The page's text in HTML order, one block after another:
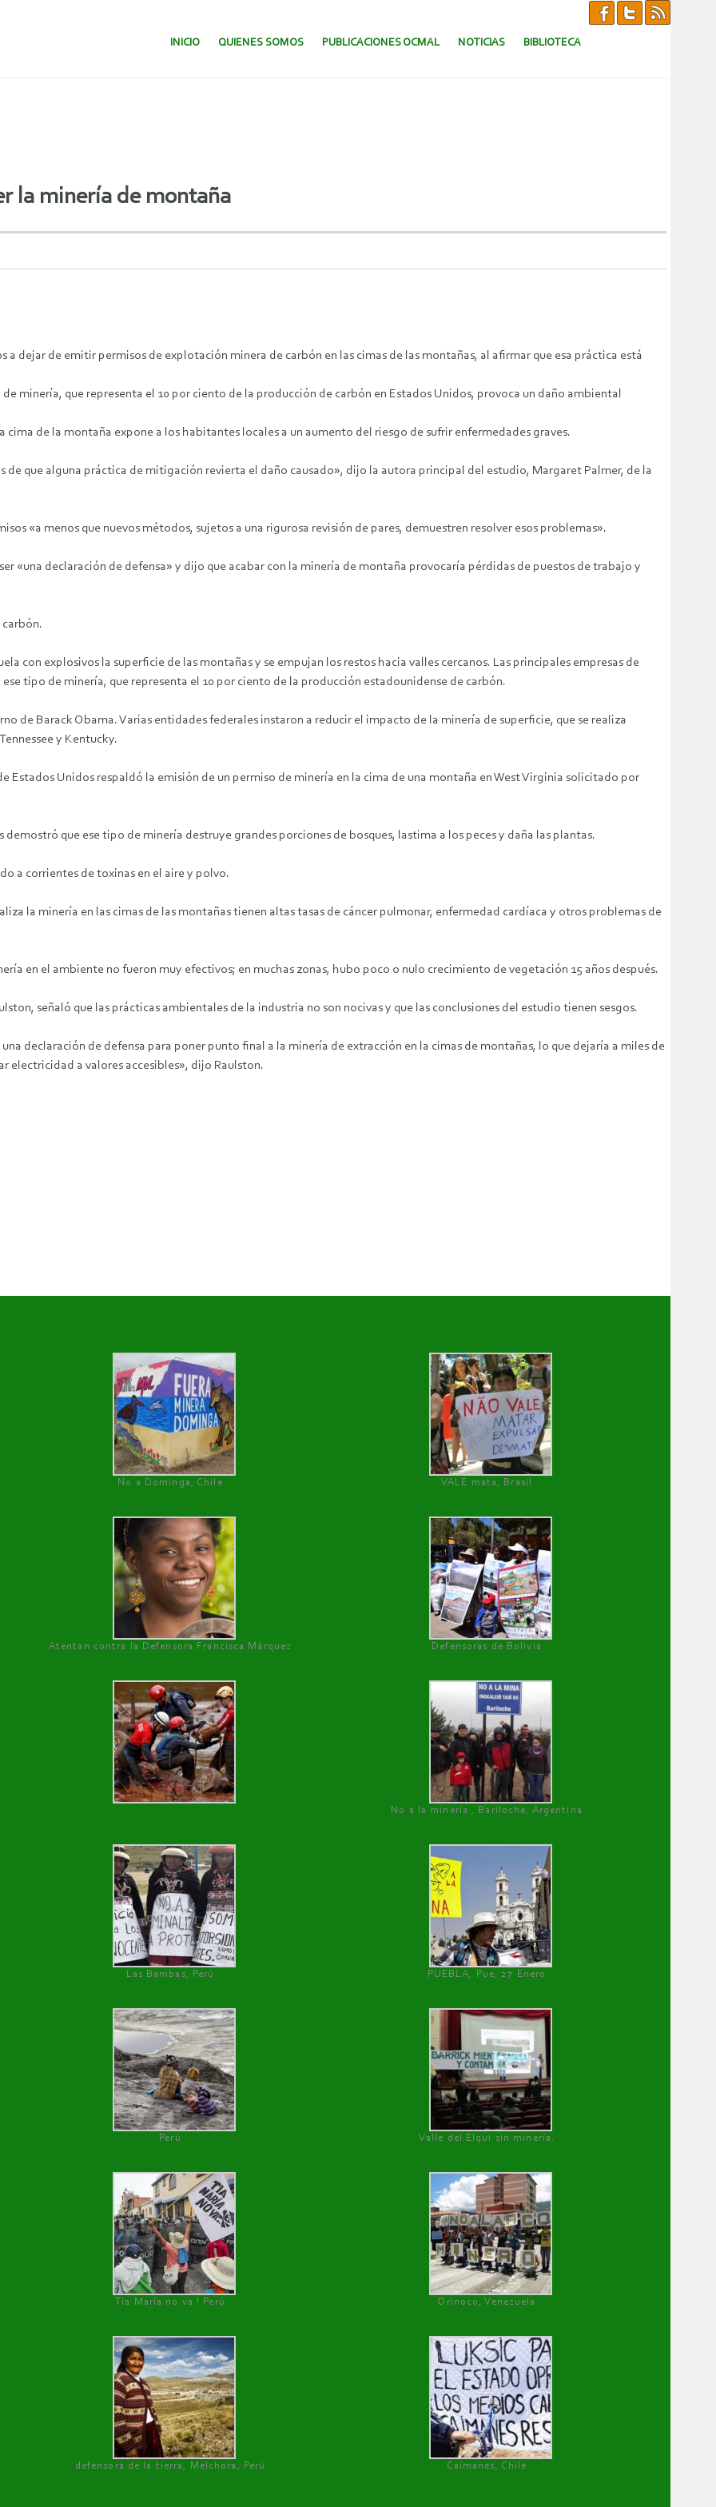
SALTAR AL CONTENIDO.
INICIO QUIENES SOMOS PUBLICACIONES OCMAL NOTICIAS BIBLIOTECA
la minería de montaña
dejar de emitir permisos de explotación minera de carbón en las cimas de las montañas, al afirmar que esa práctica está
minería, que representa el 10 por ciento de la producción de carbón en Estados Unidos, provoca un daño ambiental
cima de la montaña expone a los habitantes locales a un aumento del riesgo de sufrir enfermedades graves.
de que alguna práctica de mitigación revierta el daño causado», dijo la autora principal del estudio, Margaret Palmer, de la
«a menos que nuevos métodos, sujetos a una rigurosa revisión de pares, demuestren resolver esos problemas».
«una declaración de defensa» y dijo que acabar con la minería de montaña provocaría pérdidas de puestos de trabajo y
carbón.
con explosivos la superficie de las montañas y se empujan los restos hacia valles cercanos. Las principales empresas de
tipo de minería, que representa el 10 por ciento de la producción estadounidense de carbón.
de Barack Obama. Varias entidades federales instaron a reducir el impacto de la minería de superficie, que se realiza
y Kentucky.
Estados Unidos respaldó la emisión de un permiso de minería en la cima de una montaña en West Virginia solicitado por
que ese tipo de minería destruye grandes porciones de bosques, lastima a los peces y daña las plantas.
a corrientes de toxinas en el aire y polvo.
la minería en las cimas de las montañas tienen altas tasas de cáncer pulmonar, enfermedad cardíaca y otros problemas de
en el ambiente no fueron muy efectivos; en muchas zonas, hubo poco o nulo crecimiento de vegetación 15 años después.
señaló que las prácticas ambientales de la industria no son nocivas y que las conclusiones del estudio tienen sesgos.
declaración de defensa para poner punto final a la minería de extracción en la cimas de montañas, lo que dejaría a miles de
electricidad a valores accesibles», dijo Raulston.
No a Dominga, Chile
VALE mata, Brasil
Atentan contra la Defensora Francisca Márquez Defensoras de Bolivia
No a la minería , Bariloche, Argentina
Las Bambas, Perú PUEBLA, Pue, 27 Enero
Perú Valle del Elqui sin minería.
Tía María no va ! Perú Orinoco, Venezuela
defensora de la tierra, Melchora, Perú Caimanes, Chile